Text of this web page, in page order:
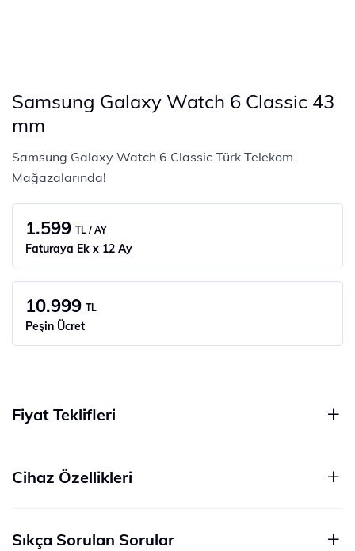
Samsung Galaxy Watch 6 Classic 43
mm
Samsung Galaxy Watch 6 Classic Türk Telekom
Mağazalarında!
1.599 TL / AY
Faturaya Ek x 12 Ay
10.999 TL
Peşin Ücret
Fiyat Teklifleri
Cihaz Özellikleri
Sıkça Sorulan Sorular